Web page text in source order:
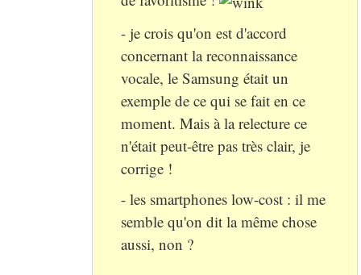
- je crois qu'on est d'accord
concernant la reconnaissance
vocale, le Samsung était un
exemple de ce qui se fait en ce
moment. Mais à la relecture ce
n'était peut-être pas très clair, je
corrige !
- les smartphones low-cost : il me
semble qu'on dit la même chose
aussi, non ?